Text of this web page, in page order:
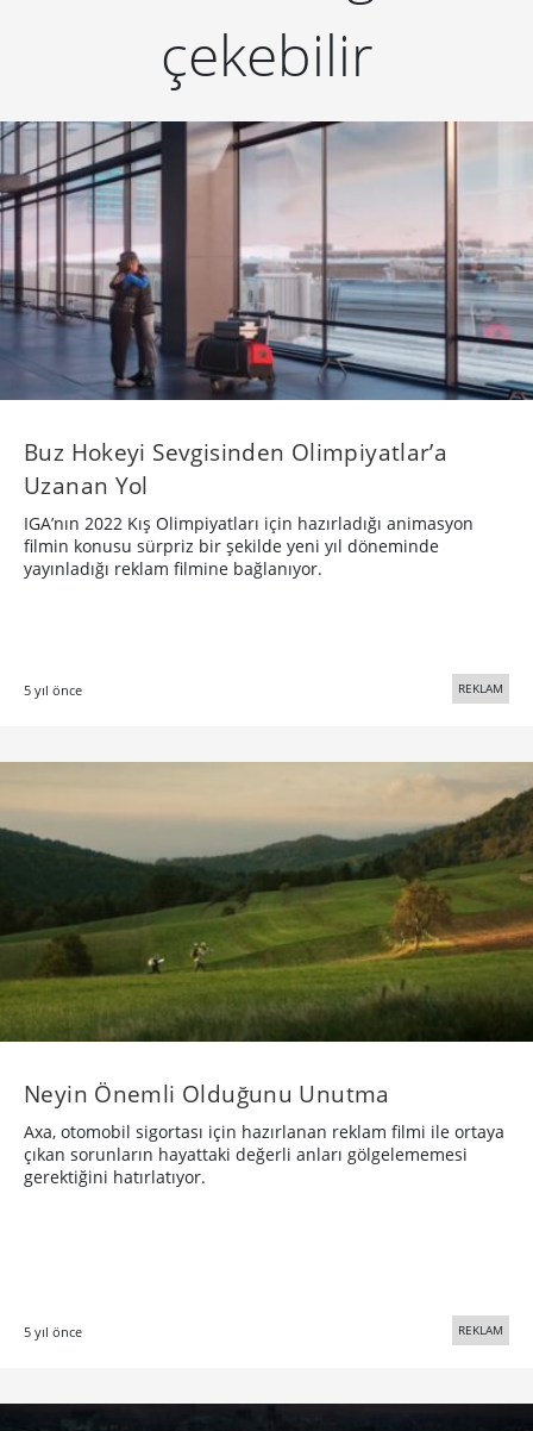
çekebilir
Buz Hokeyi Sevgisinden Olimpiyatlar’a
Uzanan Yol
IGA’nın 2022 Kış Olimpiyatları için hazırladığı animasyon
filmin konusu sürpriz bir şekilde yeni yıl döneminde
yayınladığı reklam filmine bağlanıyor.
5 yıl önce REKLAM
Neyin Önemli Olduğunu Unutma
Axa, otomobil sigortası için hazırlanan reklam filmi ile ortaya
çıkan sorunların hayattaki değerli anları gölgelememesi
gerektiğini hatırlatıyor.
5 yıl önce REKLAM